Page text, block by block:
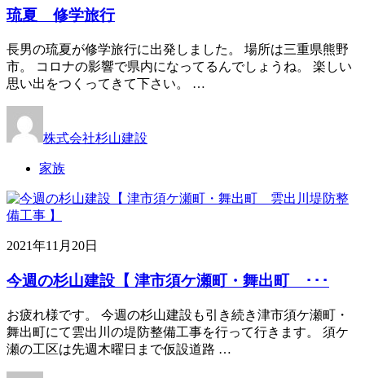
琉夏 修学旅行
長男の琉夏が修学旅行に出発しました。 場所は三重県熊野
市。 コロナの影響で県内になってるんでしょうね。 楽しい
思い出をつくってきて下さい。 …
株式会社杉山建設
家族
2021年11月20日
今週の杉山建設【 津市須ケ瀬町・舞出町 ･･･
お疲れ様です。 今週の杉山建設も引き続き津市須ケ瀬町・
舞出町にて雲出川の堤防整備工事を行って行きます。 須ケ
瀬の工区は先週木曜日まで仮設道路 …